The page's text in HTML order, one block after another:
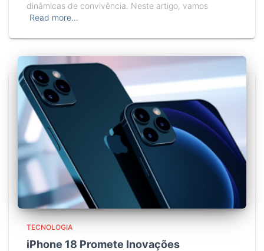
dinâmicas de convivência. Neste artigo, vamos
Read more…
TECNOLOGIA
iPhone 18 Promete Inovações